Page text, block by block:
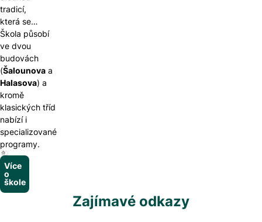
tradicí,
která se
zaměřuje
na
všestranný
rozvoj dětí.
Škola působí
ve dvou
budovách
(Šalounova a
Halasova) a
kromě
klasických tříd
nabízí i
specializované
programy.
Více
o
škole
Zajímavé odkazy